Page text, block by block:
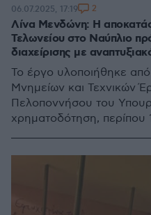
Λίνα Μενδώνη: Η
Τελωνείου στο Ναύπλιο
διαχείρισης με
Το έργο υλοποιήθηκε
Μνημείων και Τεχνικών
Πελοποννήσου του
χρηματοδότηση,
06.07.2025, 17:19 2